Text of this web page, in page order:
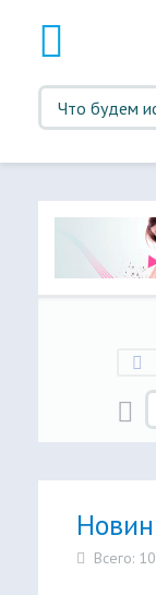
Всего: